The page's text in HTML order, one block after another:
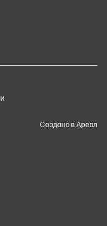
и
Cоздано в Ареал